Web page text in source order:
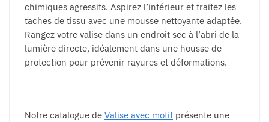
chimiques agressifs. Aspirez l’intérieur et traitez les
taches de tissu avec une mousse nettoyante adaptée.
Rangez votre valise dans un endroit sec à l’abri de la
lumière directe, idéalement dans une housse de
protection pour prévenir rayures et déformations.
Notre catalogue de Valise avec motif présente une